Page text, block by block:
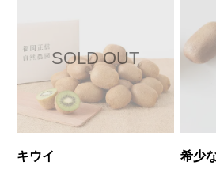
キウイ 希少